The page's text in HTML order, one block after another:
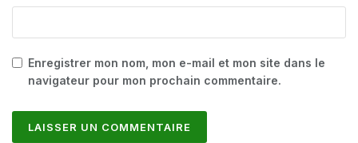
Enregistrer mon nom, mon e-mail et mon site dans le
navigateur pour mon prochain commentaire.